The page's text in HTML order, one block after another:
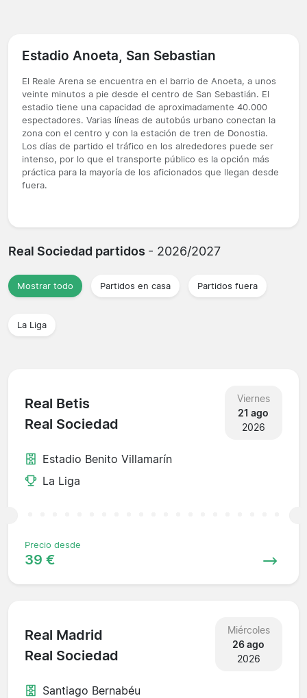
Estadio Anoeta, San Sebastian
El Reale Arena se encuentra en el barrio de Anoeta, a unos
veinte minutos a pie desde el centro de San Sebastián. El
estadio tiene una capacidad de aproximadamente 40.000
espectadores. Varias líneas de autobús urbano conectan la
zona con el centro y con la estación de tren de Donostia.
Los días de partido el tráfico en los alrededores puede ser
intenso, por lo que el transporte público es la opción más
práctica para la mayoría de los aficionados que llegan desde
fuera.
Real Sociedad partidos - 2026/2027
Mostrar todo Partidos en casa Partidos fuera
La Liga
Real Betis
Real Sociedad
Viernes
21 ago
2026
Estadio Benito Villamarín
La Liga
Precio desde
39 €
Real Madrid
Real Sociedad
Miércoles
26 ago
2026
Santiago Bernabéu